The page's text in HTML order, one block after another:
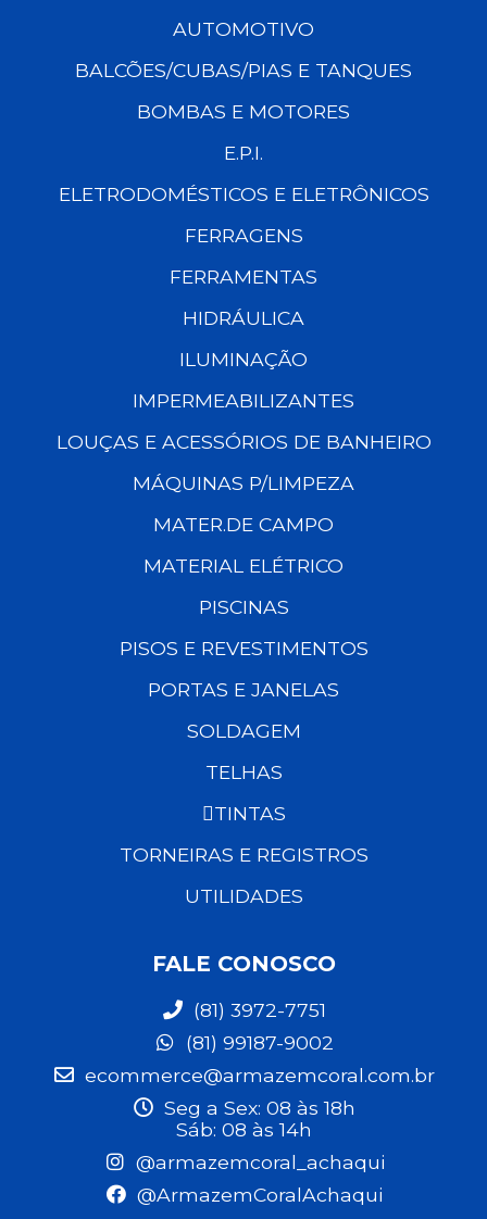
AUTOMOTIVO
BALCÕES/CUBAS/PIAS E TANQUES
BOMBAS E MOTORES
E.P.I.
ELETRODOMÉSTICOS E ELETRÔNICOS
FERRAGENS
FERRAMENTAS
HIDRÁULICA
ILUMINAÇÃO
IMPERMEABILIZANTES
LOUÇAS E ACESSÓRIOS DE BANHEIRO
MÁQUINAS P/LIMPEZA
MATER.DE CAMPO
MATERIAL ELÉTRICO
PISCINAS
PISOS E REVESTIMENTOS
PORTAS E JANELAS
SOLDAGEM
TELHAS
TINTAS
TORNEIRAS E REGISTROS
UTILIDADES
FALE CONOSCO
(81) 3972-7751
(81) 99187-9002
ecommerce@armazemcoral.com.br
Seg a Sex: 08 às 18h
Sáb: 08 às 14h
@armazemcoral_achaqui
@ArmazemCoralAchaqui